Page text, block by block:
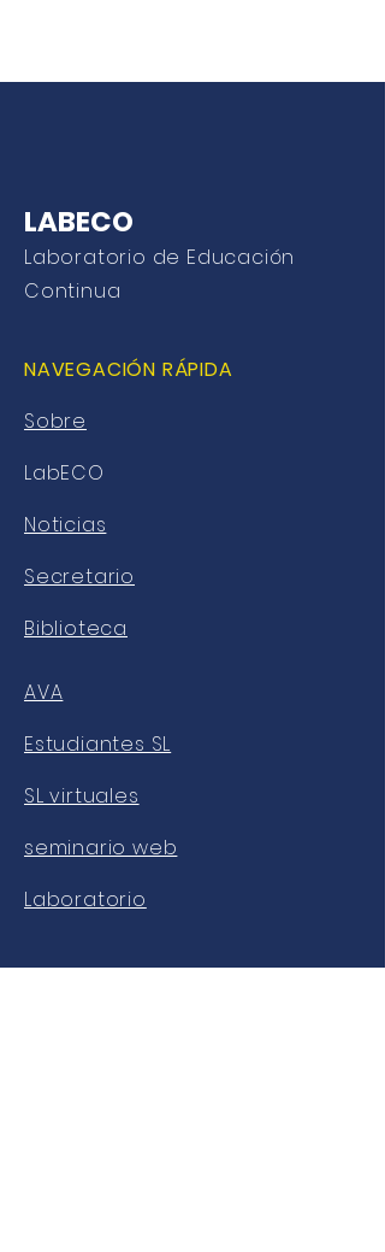
LABECO
Laboratorio de Educación
Continua
NAVEGACIÓN RÁPIDA
Sobre
LabECO
Noticias
Secretario
Biblioteca
AVA
Estudiantes SL
SL virtuales
seminario web
Laboratorio